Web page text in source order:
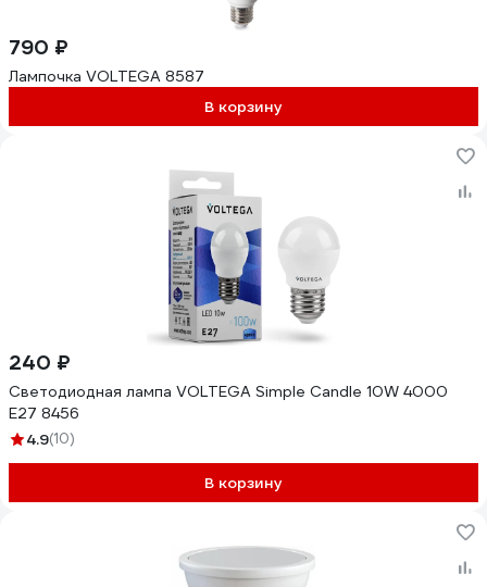
790 ₽
Лампочка VOLTEGA 8587
В корзину
240 ₽
Светодиодная лампа VOLTEGA Simple Candle 10W 4000
E27 8456
4.9(10)
В корзину